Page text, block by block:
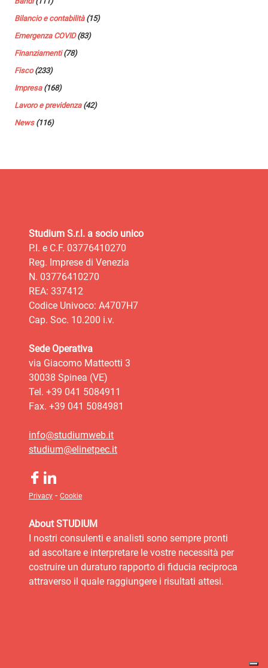
Bilancio e contabilità(15)
Emergenza COVID(83)
Finanziamenti(78)
Fisco(233)
Impresa(168)
Lavoro e previdenza(42)
News(116)
Studium S.r.l. a socio unico
P.I. e C.F. 03776410270
Reg. Imprese di Venezia
N. 03776410270
REA: 337412
Codice Univoco: A4707H7
Cap. Soc. 10.200 i.v.
Sede Operativa
via Giacomo Matteotti 3
30038 Spinea (VE)
Tel. +39 041 5084911
Fax. +39 041 5084981
info@studiumweb.it
studium@elinetpec.it
Privacy - Cookie
About STUDIUM
I nostri consulenti e analisti sono sempre pronti
ad ascoltare e interpretare le vostre necessità per
costruire un duraturo rapporto di fiducia reciproca
attraverso il quale raggiungere i risultati attesi.